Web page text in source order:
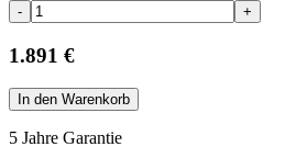
- +
1.891 €
In den Warenkorb
5 Jahre Garantie